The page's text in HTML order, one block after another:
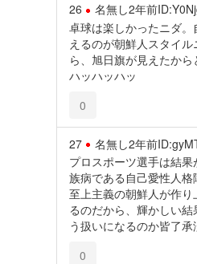
26 名無し2年前
卓球は楽しかったニダ
えるのが朝鮮人スタイ
ら、旭日旗が見えたか
ハッハッハッ
0
27 名無し2年前
プロスポーツ選手は結
族病である自己愛性人
至上主義の朝鮮人が作
るのだから、輝かしい
う扱いになるのか皆了承
0